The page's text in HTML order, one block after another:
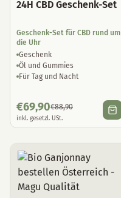
24H CBD Geschenk-Set
Geschenk-Set für CBD rund um
die Uhr
Geschenk
Öl und Gummies
Für Tag und Nacht
€69,90€88,90
inkl. gesetzl. USt.